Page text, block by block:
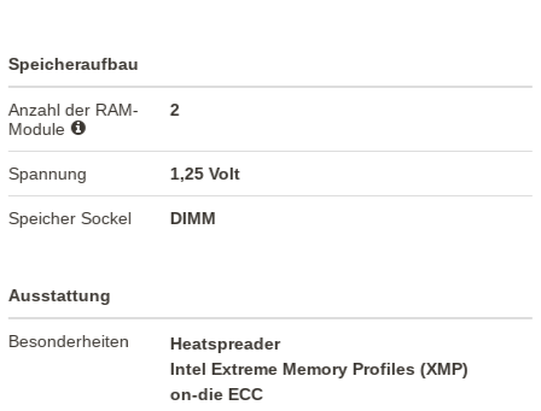
Speicheraufbau
Anzahl der RAM-
Module
2
Spannung 1,25 Volt
Speicher Sockel DIMM
Ausstattung
Besonderheiten
Heatspreader
Intel Extreme Memory Profiles (XMP)
on-die ECC